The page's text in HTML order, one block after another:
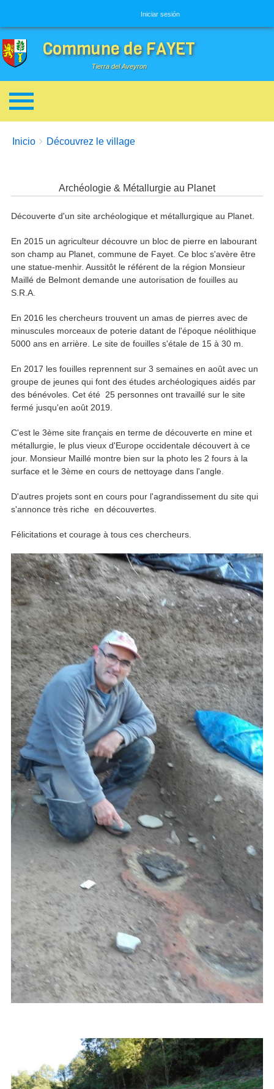
Iniciar sesión
Commune de FAYET
Tierra del Aveyron
Enlaces de ayuda a la navegación
You are here:
Inicio Découvrez le village
Archéologie & Métallurgie au Planet
Découverte d'un site archéologique et métallurgique au Planet.
En 2015 un agriculteur découvre un bloc de pierre en labourant
son champ au Planet, commune de Fayet. Ce bloc s'avère être
une statue-menhir. Aussitôt le référent de la région Monsieur
Maillé de Belmont demande une autorisation de fouilles au
S.R.A.
En 2016 les chercheurs trouvent un amas de pierres avec de
minuscules morceaux de poterie datant de l'époque néolithique
5000 ans en arrière. Le site de fouilles s'étale de 15 à 30 m.
En 2017 les fouilles reprennent sur 3 semaines en août avec un
groupe de jeunes qui font des études archéologiques aidés par
des bénévoles. Cet été 25 personnes ont travaillé sur le site
fermé jusqu'en août 2019.
C'est le 3ème site français en terme de découverte en mine et
métallurgie, le plus vieux d'Europe occidentale découvert à ce
jour. Monsieur Maillé montre bien sur la photo les 2 fours à la
surface et le 3ème en cours de nettoyage dans l'angle.
D'autres projets sont en cours pour l'agrandissement du site qui
s'annonce très riche en découvertes.
Félicitations et courage à tous ces chercheurs.
Imagen